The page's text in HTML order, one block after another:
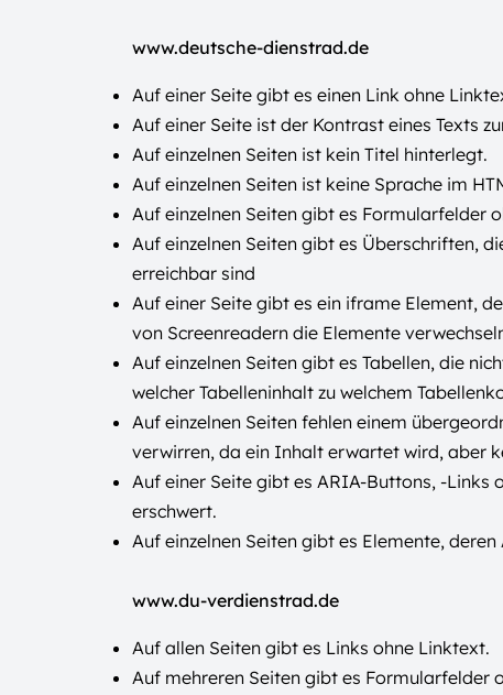
www.deutsche-dienstrad.de
Auf einer Seite gibt es einen Link ohne
Auf einer Seite ist der Kontrast eines Texts
Auf einzelnen Seiten ist kein Titel hinterlegt.
Auf einzelnen Seiten ist keine Sprache im
Auf einzelnen Seiten gibt es Formularfelder
Auf einzelnen Seiten gibt es Überschriften,
erreichbar sind
Auf einer Seite gibt es ein iframe Element,
von Screenreadern die Elemente
Auf einzelnen Seiten gibt es Tabellen, die
welcher Tabelleninhalt zu welchem
Auf einzelnen Seiten fehlen einem
verwirren, da ein Inhalt erwartet wird, aber
Auf einer Seite gibt es ARIA-Buttons, -Links
erschwert.
Auf einzelnen Seiten gibt es Elemente,
www.du-verdienstrad.de
Auf allen Seiten gibt es Links ohne Linktext.
Auf mehreren Seiten gibt es Formularfelder